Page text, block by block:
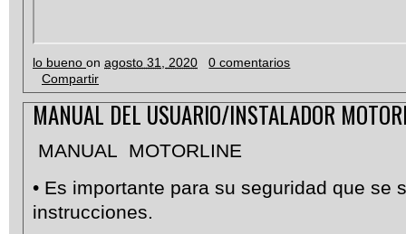
lo bueno on agosto 31, 2020
0 comentarios
Compartir
MANUAL DEL USUARIO/INSTALADOR
MANUAL MOTORLINE
• Es importante para su seguridad que se
instrucciones.